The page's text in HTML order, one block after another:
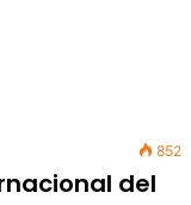
852
del